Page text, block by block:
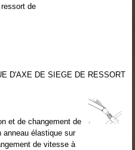
de
D'AXE DE SIEGE DE RESSORT
et de changement de
élastique sur
de vitesse à